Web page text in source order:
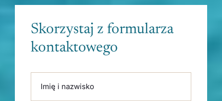
Skorzystaj z formularza
kontaktowego
Imię i nazwisko